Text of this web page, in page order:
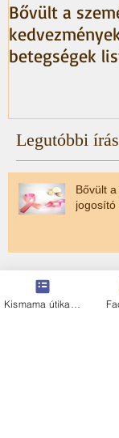
Bővült a
betegségek
Legutóbbi
Bővült
jogosító
HIBA A